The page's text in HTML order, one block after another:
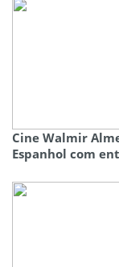
Cine Walmir
Espanhol com